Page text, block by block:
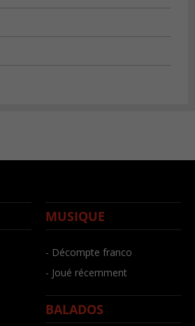
MUSIQUE
- Décompte franco
- Joué récemment
BALADOS